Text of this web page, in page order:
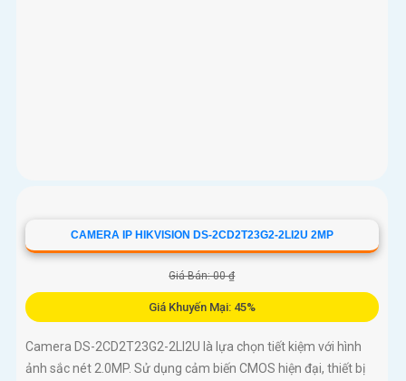
CAMERA IP HIKVISION DS-2CD2T23G2-2LI2U 2MP
Giá Bán: 00 ₫
Giá Khuyến Mại: 45%
Camera DS-2CD2T23G2-2LI2U là lựa chọn tiết kiệm với hình
ảnh sắc nét 2.0MP. Sử dụng cảm biến CMOS hiện đại, thiết bị